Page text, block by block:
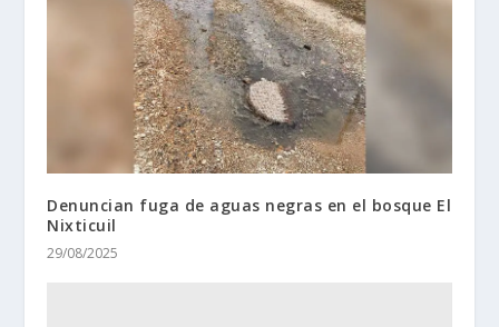
Denuncian fuga de aguas negras en el bosque El
Nixticuil
29/08/2025